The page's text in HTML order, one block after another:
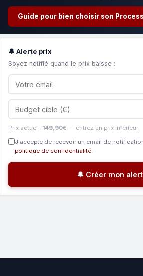
Guide pour bien choisir son
🔔 Alerte prix
Soyez notifié quand le prix baisse :
Prix actuel : 149,90€ — entrez un prix inférieur
J'accepte de recevoir un email de
politique de confidentialité.
🔔 Créer mon